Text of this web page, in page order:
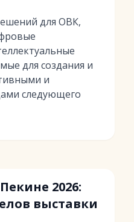
для ОВК,
для создания и
и
следующего
2026:
выставки